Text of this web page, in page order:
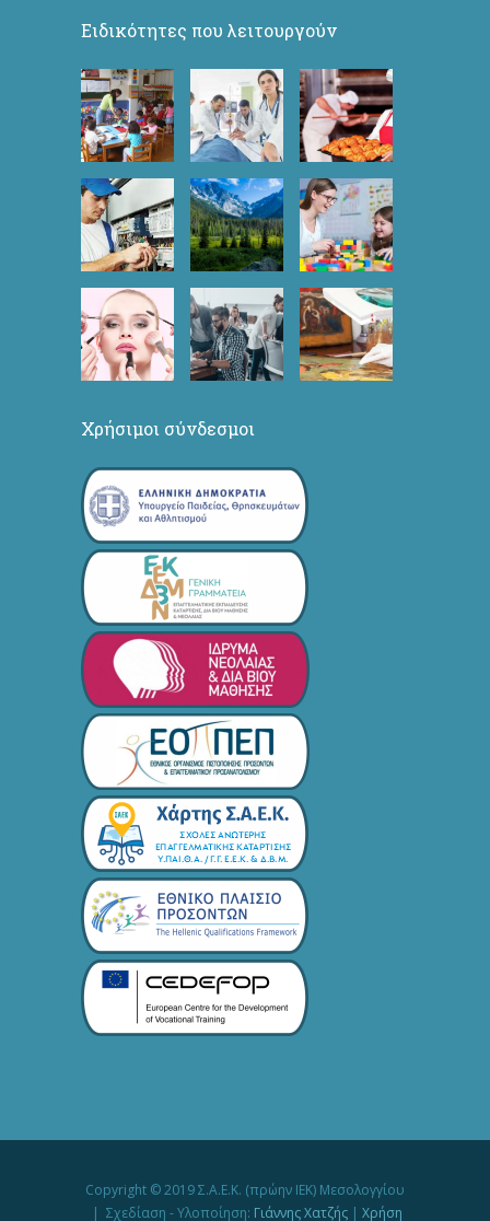
Ειδικότητες που λειτουργούν
Χρήσιμοι σύνδεσμοι
Copyright © 2019 Σ.Α.Ε.Κ. (πρώην ΙΕΚ) Μεσολογγίου
| Σχεδίαση - Υλοποίηση: Γιάννης Χατζής| Χρήση